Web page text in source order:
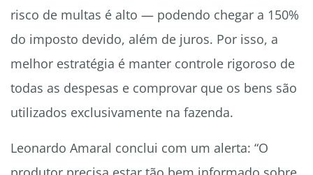
risco de multas é alto — podendo chegar a 150%
do imposto devido, além de juros. Por isso, a
melhor estratégia é manter controle rigoroso de
todas as despesas e comprovar que os bens são
utilizados exclusivamente na fazenda.
Leonardo Amaral conclui com um alerta: “O